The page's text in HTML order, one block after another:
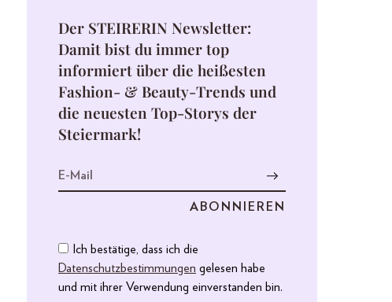
Der STEIRERIN Newsletter:
Damit bist du immer top
informiert über die heißesten
Fashion- & Beauty-Trends und
die neuesten Top-Storys der
Steiermark!
Ich bestätige, dass ich die
Datenschutzbestimmungen gelesen habe
und mit ihrer Verwendung einverstanden bin.